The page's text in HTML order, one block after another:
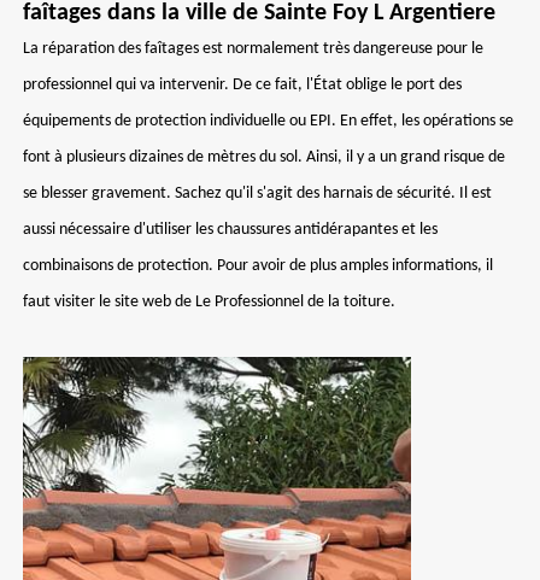
faîtages dans la ville de Sainte Foy L Argentiere
La réparation des faîtages est normalement très dangereuse pour le
professionnel qui va intervenir. De ce fait, l'État oblige le port des
équipements de protection individuelle ou EPI. En effet, les opérations se
font à plusieurs dizaines de mètres du sol. Ainsi, il y a un grand risque de
se blesser gravement. Sachez qu'il s'agit des harnais de sécurité. Il est
aussi nécessaire d'utiliser les chaussures antidérapantes et les
combinaisons de protection. Pour avoir de plus amples informations, il
faut visiter le site web de Le Professionnel de la toiture.